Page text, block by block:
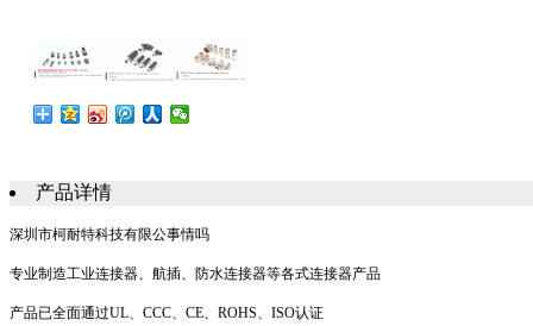
产品详情
深圳市柯耐特科技有限公事情吗
专业制造工业连接器、航插、防水连接器等各式连接器产品
产品已全面通过UL、CCC、CE、ROHS、ISO认证